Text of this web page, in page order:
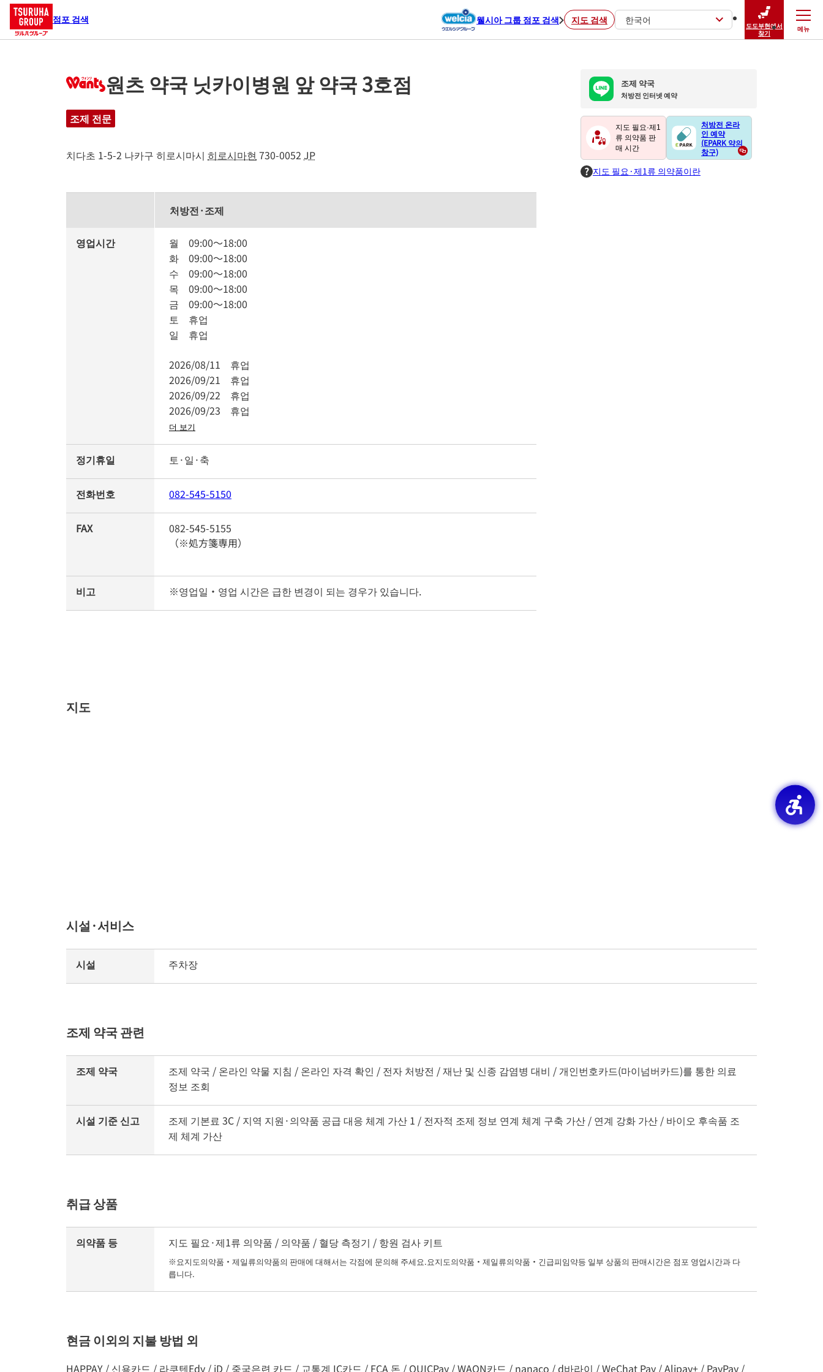
점포 검색 웰시아 그룹 점포 검색 지도 검색 한국어
도도부현에서
찾기
메뉴
닫기
원츠 약국 닛카이병원 앞 약국 3호점
조제 전문
치다초 1-5-2 나카구 히로시마시 히로시마현 730-0052 JP
조제 약국
처방전 인터넷 예약
지도 필요·제1
류 의약품 판
매 시간
처방전 온라
인 예약
(EPARK 약의
창구)
지도 필요·제1류 의약품이란
처방전·조제
영업시간 월 09:00～18:00
화 09:00～18:00
수 09:00～18:00
목 09:00～18:00
금 09:00～18:00
토 휴업
일 휴업
2026/08/11 휴업
2026/09/21 휴업
2026/09/22 휴업
2026/09/23 휴업
더 보기
정기휴일 토·일·축
전화번호 082-545-5150
FAX
082-545-5155
（※処方箋専用）
비고 ※영업일・영업 시간은 급한 변경이 되는 경우가 있습니다.
지도
시설·서비스
시설 주차장
조제 약국 관련
조제 약국
조제 약국 / 온라인 약물 지침 / 온라인 자격 확인 / 전자 처방전 / 재난 및 신종 감염병 대비 / 개인번호카드(마이넘버카드)를 통한 의료
정보 조회
시설 기준 신고
조제 기본료 3C / 지역 지원·의약품 공급 대응 체계 가산 1 / 전자적 조제 정보 연계 체계 구축 가산 / 연계 강화 가산 / 바이오 후속품 조
제 체계 가산
취급 상품
의약품 등 지도 필요·제1류 의약품 / 의약품 / 혈당 측정기 / 항원 검사 키트
※요지도의약품・제일류의약품의 판매에 대해서는 각점에 문의해 주세요.요지도의약품・제일류의약품・긴급피임약등 일부 상품의 판매시간은 점포 영업시간과 다
릅니다.
현금 이외의 지불 방법 외
HAPPAY / 신용카드 / 라쿠텐Edy / iD / 중국은련 카드 / 교통계 IC카드 / FCA 돈 / QUICPay / WAON카드 / nanaco / d바라이 / WeChat Pay / Alipay+ / PayPay /